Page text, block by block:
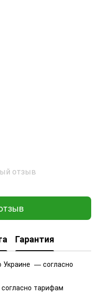
отзыв
Гарантия
Украине — согласно
тарифам